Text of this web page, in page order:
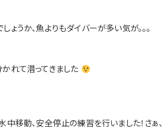
うか、魚よりもダイバーが多い気が。。。
れて潜ってきました
移動、安全停止の練習を行いました！さぁ、